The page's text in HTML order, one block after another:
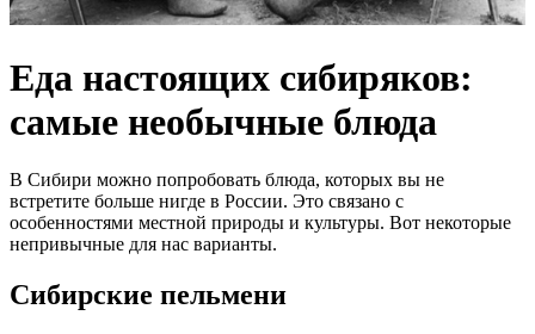
Еда настоящих сибиряков:
самые необычные блюда
В Сибири можно попробовать блюда, которых вы не
встретите больше нигде в России. Это связано с
особенностями местной природы и культуры. Вот некоторые
непривычные для нас варианты.
Сибирские пельмени